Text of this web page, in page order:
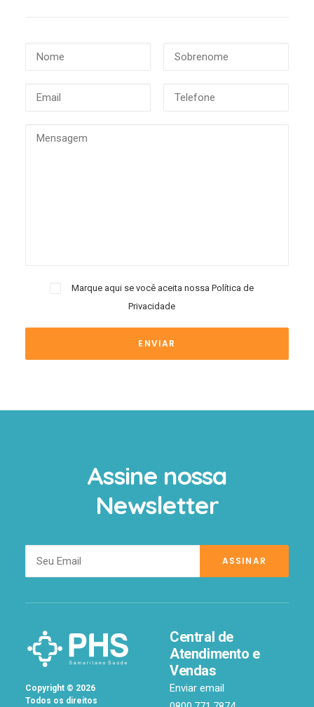
Marque aqui se você aceita nossaPolítica de
Privacidade
Assine nossa
Newsletter
Copyright © 2026
Todos os direitos
Central de
Atendimento e
Vendas
Enviar email